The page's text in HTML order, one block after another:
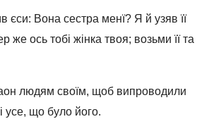
єси: Вона сестра менї? Я й узяв її
же ось тобі жінка твоя; возьми її та
людям своїм, щоб випроводили
усе, що було його.